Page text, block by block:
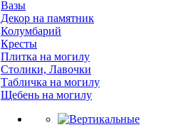
Вазы
Декор на памятник
Колумбарий
Кресты
Плитка на могилу
Столики, Лавочки
Табличка на могилу
Щебень на могилу